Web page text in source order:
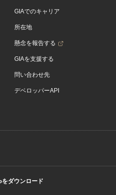
GIAでのキャリア
所在地
懸念を報告する
GIAを支援する
問い合わせ先
デベロッパーAPI
ダウンロード